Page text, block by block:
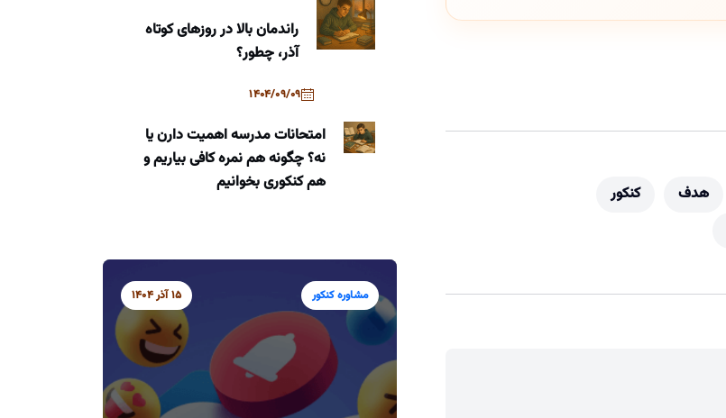
هدف
کنکور
راندمان بالا در روزهای کوتاه
آذر، چطور؟
1404/09/09
امتحانات مدرسه اهمیت دارن یا
نه؟ چگونه هم نمره کافی بیاریم و
هم کنکوری بخوانیم
مشاوره کنکور 15 آذر 1404